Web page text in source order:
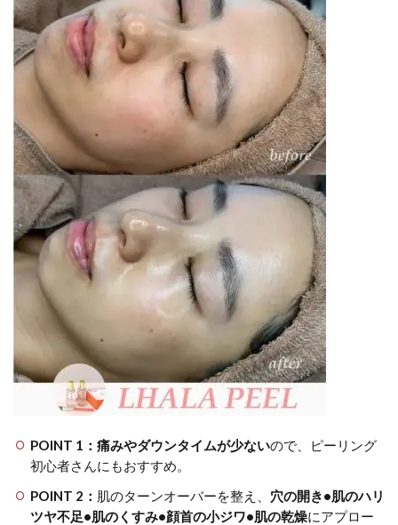
POINT 1：痛みやダウンタイムが少ないので、ピーリング
初心者さんにもおすすめ。
POINT 2： 肌のターンオーバーを整え、 穴の開き•肌のハリ
ツヤ不足•肌のくすみ•顔首の小ジワ•肌の乾燥にアプロー